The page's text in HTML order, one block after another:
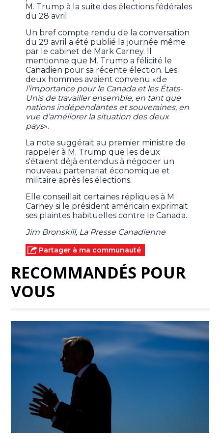
M. Trump à la suite des élections fédérales
du 28 avril.
Un bref compte rendu de la conversation
du 29 avril a été publié la journée même
par le cabinet de Mark Carney. Il
mentionne que M. Trump a félicité le
Canadien pour sa récente élection. Les
deux hommes avaient convenu «d e
l’importance pour le Canada et les États-
Unis de travailler ensemble, en tant que
nations indépendantes et souveraines, en
vue d’améliorer la situation des deux
pays».
La note suggérait au premier ministre de
rappeler à M. Trump que les deux
s'étaient déjà entendus à négocier un
nouveau partenariat économique et
militaire après les élections.
Elle conseillait certaines répliques à M.
Carney si le président américain exprimait
ses plaintes habituelles contre le Canada.
Jim Bronskill, La Presse Canadienne
Partager à ma communauté
RECOMMANDÉS POUR
VOUS